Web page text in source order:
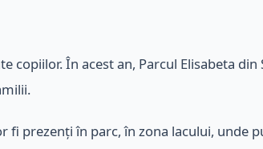
În acest an, Parcul Elisabeta
prezenți în parc, în zona lacului, unde